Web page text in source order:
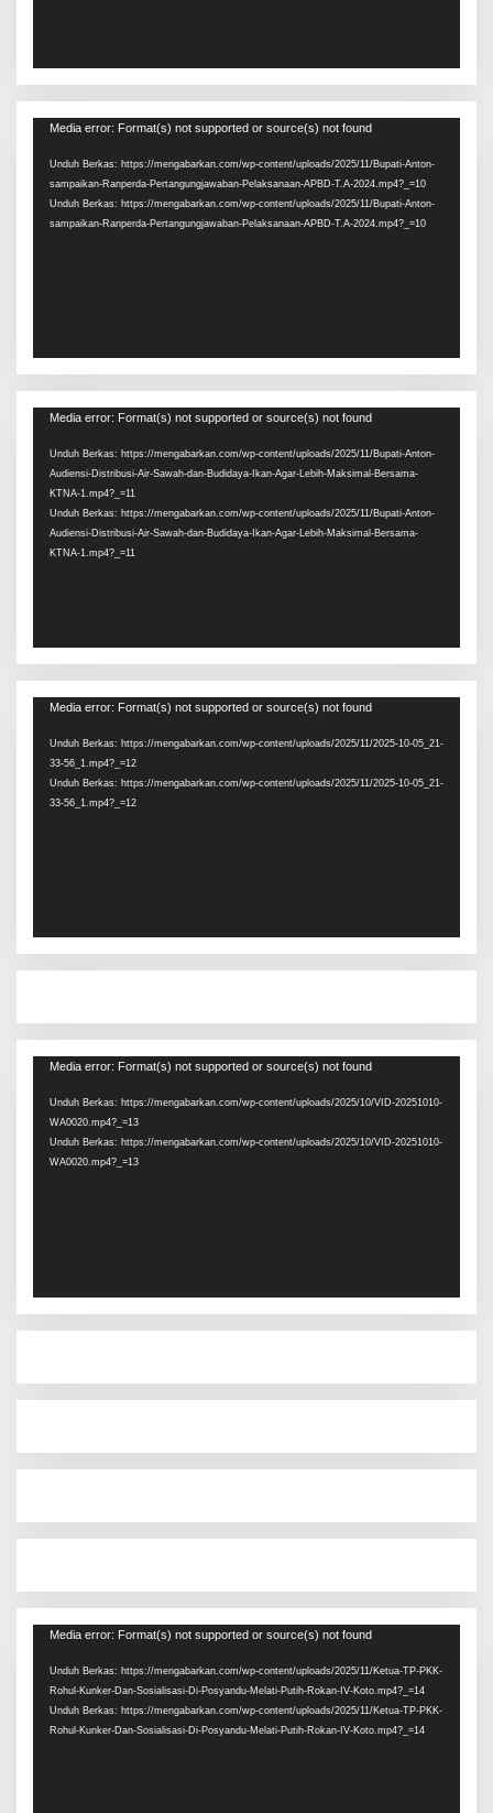
Pemutar
Media error: Format(s) not supported or source(s) not found
Unduh Berkas: https://mengabarkan.com/wp-content/uploads/2025/11/Bupati-Anton-
sampaikan-Ranperda-Pertangungjawaban-Pelaksanaan-APBD-T.A-2024.mp4?_=10
Unduh Berkas: https://mengabarkan.com/wp-content/uploads/2025/11/Bupati-Anton-
sampaikan-Ranperda-Pertangungjawaban-Pelaksanaan-APBD-T.A-2024.mp4?_=10
Pemutar
Media error: Format(s) not supported or source(s) not found
Unduh Berkas: https://mengabarkan.com/wp-content/uploads/2025/11/Bupati-Anton-
Audiensi-Distribusi-Air-Sawah-dan-Budidaya-Ikan-Agar-Lebih-Maksimal-Bersama-
KTNA-1.mp4?_=11
Unduh Berkas: https://mengabarkan.com/wp-content/uploads/2025/11/Bupati-Anton-
Audiensi-Distribusi-Air-Sawah-dan-Budidaya-Ikan-Agar-Lebih-Maksimal-Bersama-
KTNA-1.mp4?_=11
Pemutar
Media error: Format(s) not supported or source(s) not found
Unduh Berkas: https://mengabarkan.com/wp-content/uploads/2025/11/2025-10-05_21-
33-56_1.mp4?_=12
Unduh Berkas: https://mengabarkan.com/wp-content/uploads/2025/11/2025-10-05_21-
33-56_1.mp4?_=12
Pemutar
Media error: Format(s) not supported or source(s) not found
Unduh Berkas: https://mengabarkan.com/wp-content/uploads/2025/10/VID-20251010-
WA0020.mp4?_=13
Unduh Berkas: https://mengabarkan.com/wp-content/uploads/2025/10/VID-20251010-
WA0020.mp4?_=13
Pemutar
Media error: Format(s) not supported or source(s) not found
Unduh Berkas: https://mengabarkan.com/wp-content/uploads/2025/11/Ketua-TP-PKK-
Rohul-Kunker-Dan-Sosialisasi-Di-Posyandu-Melati-Putih-Rokan-IV-Koto.mp4?_=14
Unduh Berkas: https://mengabarkan.com/wp-content/uploads/2025/11/Ketua-TP-PKK-
Rohul-Kunker-Dan-Sosialisasi-Di-Posyandu-Melati-Putih-Rokan-IV-Koto.mp4?_=14